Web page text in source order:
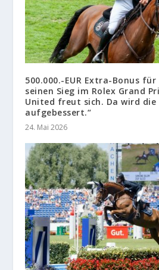
500.000.-EUR Extra-Bonus
seinen Sieg im Rolex Grand
United freut sich. Da wird die
aufgebessert.“
24. Mai 2026